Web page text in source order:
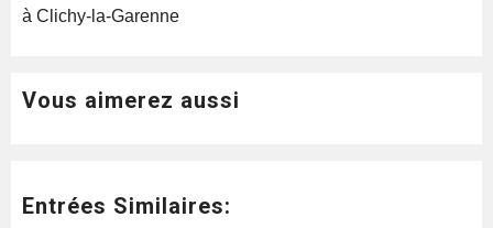
à Clichy-la-Garenne
Vous aimerez aussi
Entrées Similaires: